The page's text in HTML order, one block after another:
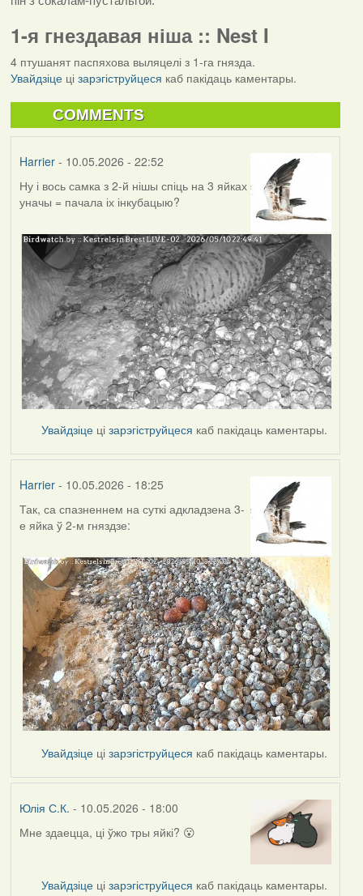
1-я гнездавая ніша :: Nest I
4 птушанят паспяхова выляцелі з 1-га гнязда.
Увайдзіцеці зарэгіструйцеся каб пакідаць каментары.
COMMENTS
Harrier- 10.05.2026 - 22:52
Ну і вось самка з 2-й нішы спіць на 3 яйках
уначы = пачала іх інкубацыю?
Увайдзіце цізарэгіструйцеся каб пакідаць каментары.
Harrier- 10.05.2026 - 18:25
Так, са спазненнем на суткі адкладзена 3-
е яйка ў 2-м гняздзе:
Увайдзіце цізарэгіструйцеся каб пакідаць каментары.
Юлія С.К. - 10.05.2026 - 18:00
Мне здаецца, ці ўжо тры яйкі? 😮
Увайдзіце цізарэгіструйцеся каб пакідаць каментары.